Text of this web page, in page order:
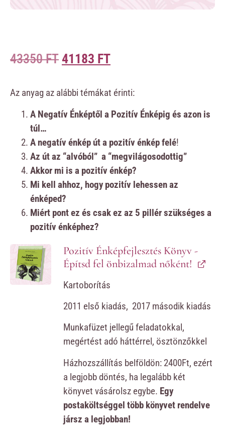
43350FT 41183 FT
Az anyag az alábbi témákat érinti:
A Negatív Énképtől a Pozitív Énképig és azon is
túl…
A negatív énkép út a pozitív énkép felé!
Az út az “alvóból” a “megvilágosodottig”
Akkor mi is a pozitív énkép?
Mi kell ahhoz, hogy pozitív lehessen az
énképed?
Miért pont ez és csak ez az 5 pillér szükséges a
pozitív énképhez?
Pozitív Énképfejlesztés Könyv -
Építsd fel önbizalmad nőként!
Kartoborítás
2011 első kiadás, 2017 második kiadás
Munkafüzet jellegű feladatokkal,
megértést adó háttérrel, ösztönzőkkel
Házhozszállítás belföldön: 2400Ft, ezért
a legjobb döntés, ha legalább két
könyvet vásárolsz egybe. Egy
postaköltséggel több könyvet rendelve
jársz a legjobban!